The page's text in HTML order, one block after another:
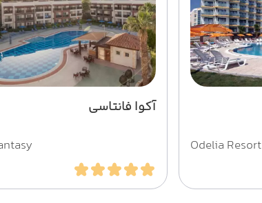
Odelia Resort
آکوا فانتاسی